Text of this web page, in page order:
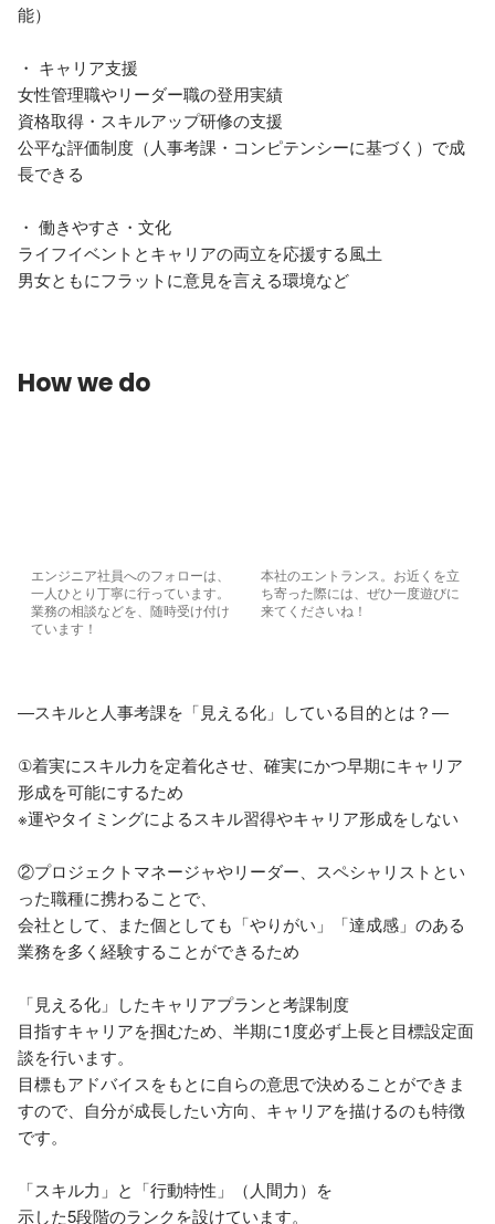
能）
・ キャリア支援
女性管理職やリーダー職の登用実績
資格取得・スキルアップ研修の支援
公平な評価制度（人事考課・コンピテンシーに基づく）で成
長できる
・ 働きやすさ・文化
ライフイベントとキャリアの両立を応援する風土
男女ともにフラットに意見を言える環境など
How we do
エンジニア社員へのフォローは、
一人ひとり丁寧に行っています。
業務の相談などを、随時受け付け
ています！
本社のエントランス。お近くを立
ち寄った際には、ぜひ一度遊びに
来てくださいね！
―スキルと人事考課を「見える化」している目的とは？―
①着実にスキル力を定着化させ、確実にかつ早期にキャリア
形成を可能にするため
※運やタイミングによるスキル習得やキャリア形成をしない
②プロジェクトマネージャやリーダー、スペシャリストとい
った職種に携わることで、
会社として、また個としても「やりがい」「達成感」のある
業務を多く経験することができるため
「見える化」したキャリアプランと考課制度
目指すキャリアを掴むため、半期に1度必ず上長と目標設定面
談を行います。
目標もアドバイスをもとに自らの意思で決めることができま
すので、自分が成長したい方向、キャリアを描けるのも特徴
です。
「スキル力」と「行動特性」（人間力）を
示した5段階のランクを設けています。